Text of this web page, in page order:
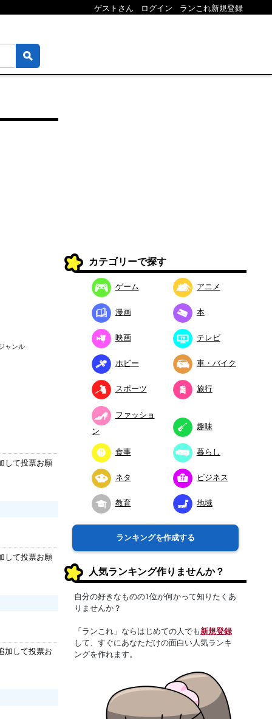
ゲストさん ログイン ランこれ新規登録
ャンル
して投票お願
して投票お願
加して投票お
カテゴリーで探す
ゲーム アニメ
漫画 本
映画 テレビ
ホビー 車・バイク
スポーツ 旅行
ファッショ
ン
趣味
食事 暮らし
ネタ ビジネス
教育 地域
ランキングを作成する
人気ランキング作りませんか？
自分の好きなものの1位が何かって知りたくあ
りませんか？
「ランこれ」ならはじめての人でも新規登録
して、すぐにあなただけの面白い人気ランキ
ングを作れます。